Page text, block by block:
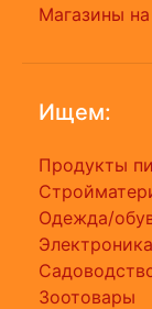
Магазины
Ищем:
Продукты
Одежда/
Электроника
Зоотовары